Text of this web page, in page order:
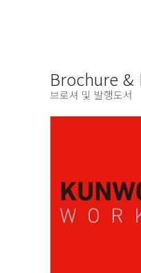
Brochure &
브로셔 및 발행도서